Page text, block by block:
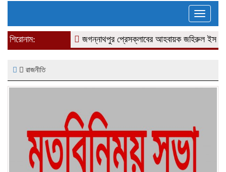
Toggle
শিরোনাম: জগন্নাথপুর প্রেসক্লাবের আহবায়ক জহিরুল ইসলাম লাল
রাজনীতি